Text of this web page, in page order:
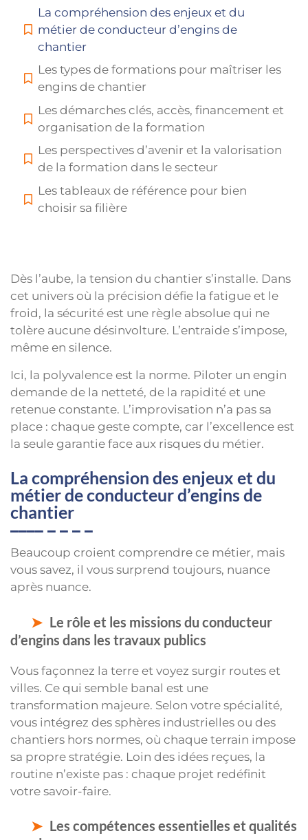
La compréhension des enjeux et du
métier de conducteur d’engins de
chantier
Les types de formations pour maîtriser les
engins de chantier
Les démarches clés, accès, financement et
organisation de la formation
Les perspectives d’avenir et la valorisation
de la formation dans le secteur
Les tableaux de référence pour bien
choisir sa filière
Dès l’aube, la tension du chantier s’installe. Dans
cet univers où la précision défie la fatigue et le
froid, la sécurité est une règle absolue qui ne
tolère aucune désinvolture. L’entraide s’impose,
même en silence.
Ici, la polyvalence est la norme. Piloter un engin
demande de la netteté, de la rapidité et une
retenue constante. L’improvisation n’a pas sa
place : chaque geste compte, car l’excellence est
la seule garantie face aux risques du métier.
La compréhension des enjeux et du
métier de conducteur d’engins de
chantier
Beaucoup croient comprendre ce métier, mais
vous savez, il vous surprend toujours, nuance
après nuance.
Le rôle et les missions du conducteur
d’engins dans les travaux publics
Vous façonnez la terre et voyez surgir routes et
villes. Ce qui semble banal est une
transformation majeure. Selon votre spécialité,
vous intégrez des sphères industrielles ou des
chantiers hors normes, où chaque terrain impose
sa propre stratégie. Loin des idées reçues, la
routine n’existe pas : chaque projet redéfinit
votre savoir-faire.
Les compétences essentielles et qualités